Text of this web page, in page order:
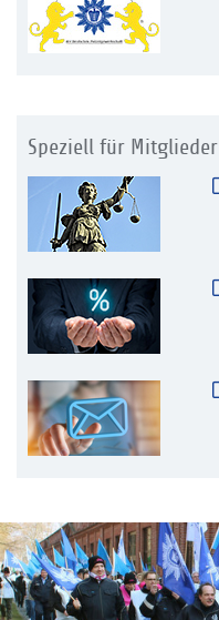
Speziell für Mitglieder